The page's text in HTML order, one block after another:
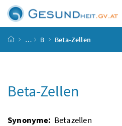
Zum Inhalt
Zum Hauptmenü
Zum Untermenü
Zur Suche
Startseite
… B Beta-Zellen
Beta-Zellen
Synonyme: Betazellen